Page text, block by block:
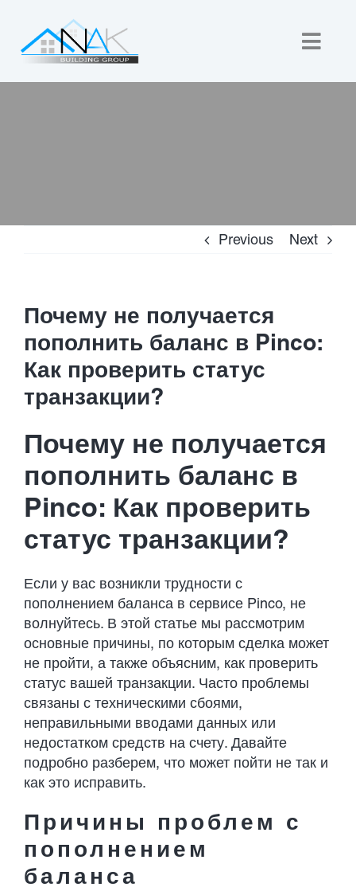
content
Commercial
Developments
Contact Us
Previous Next
Почему не получается
пополнить баланс в Pinco:
Как проверить статус
транзакции?
Почему не получается
пополнить баланс в
Pinco: Как проверить
статус транзакции?
Если у вас возникли трудности с
пополнением баланса в сервисе Pinco, не
волнуйтесь. В этой статье мы рассмотрим
основные причины, по которым сделка может
не пройти, а также объясним, как проверить
статус вашей транзакции. Часто проблемы
связаны с техническими сбоями,
неправильными вводами данных или
недостатком средств на счету. Давайте
подробно разберем, что может пойти не так и
как это исправить.
Причины проблем с
пополнением
баланса